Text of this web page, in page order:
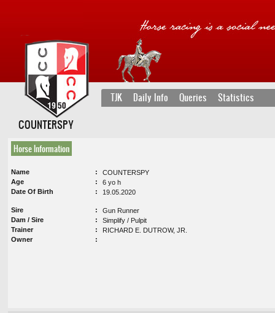
TJK Daily Info Queries Statistics
COUNTERSPY
Horse Information
Name
COUNTERSPY
Age
6 yo h
Date Of Birth
19.05.2020
Sire
Gun Runner
Dam / Sire
Simplify / Pulpit
Trainer
RICHARD E. DUTROW, JR.
Owner